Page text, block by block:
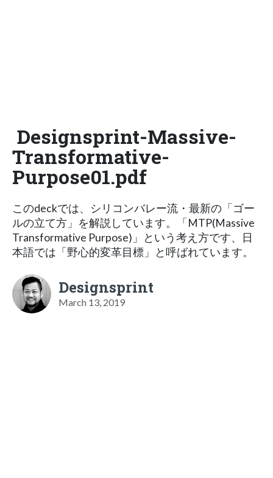
Designsprint-Massive-
Transformative-
Purpose01.pdf
このdeckでは、シリコンバレー流・最新の「ゴー
ルの立て方」を解説しています。「MTP(Massive
Transformative Purpose)」という考え方です、日
本語では「野心的変革目標」と呼ばれています。
Designsprint
March 13, 2019